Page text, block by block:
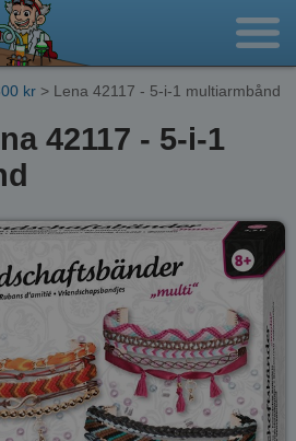
kr > Lena 42117 - 5-i-1 multiarmbånd
42117 - 5-i-1